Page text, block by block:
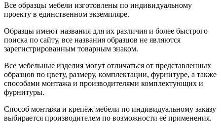
Все образцы мебели изготовлены по индивидуальному
проекту в единственном экземпляре.
Образцы имеют названия для их различия и более быстрого
поиска по сайту, все названия образцов не являются
зарегистрированным товарным знаком.
Все мебельные изделия могут отличаться от представленных
образцов по цвету, размеру, комплектации, фурнитуре, а также
способами монтажа и производителями комплектующих и
фурнитуры.
Способ монтажа и крепёж мебели по индивидуальному заказу
выбирается производителем по возможности её применения.